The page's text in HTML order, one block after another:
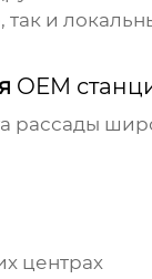
так и
OEM
рассады
центрах